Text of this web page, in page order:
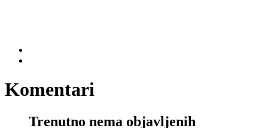
Komentari
Trenutno nema objavljenih